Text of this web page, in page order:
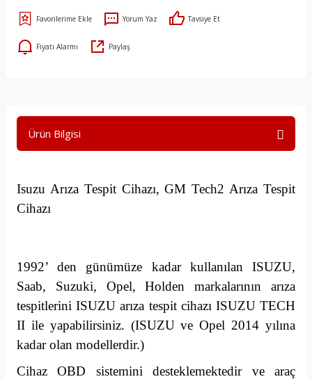
Yorum Yaz Tavsiye Et
Fiyatı Alarmı Paylaş
Ürün Bilgisi
Isuzu Arıza Tespit Cihazı, GM Tech2 Arıza Tespit
Cihazı
1992’ den günümüze kadar kullanılan ISUZU,
Saab, Suzuki, Opel, Holden markalarının arıza
tespitlerini ISUZU arıza tespit cihazı ISUZU TECH
II ile yapabilirsiniz. (ISUZU ve Opel 2014 yılına
kadar olan modellerdir.)
Cihaz OBD sistemini desteklemektedir ve araç